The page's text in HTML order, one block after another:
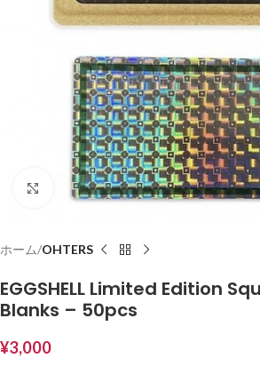
Click to enlarge
ホーム OHTERS
EGGSHELL Limited Edition
Blanks – 50pcs
¥3,000